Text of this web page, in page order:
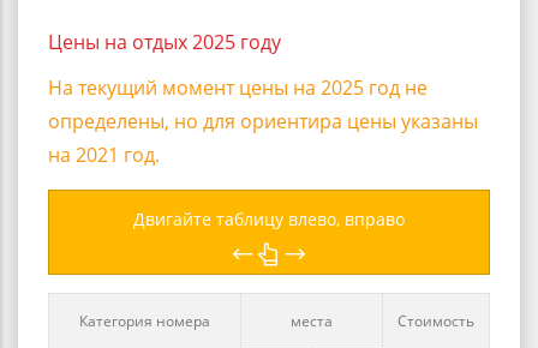
Цены на отдых 2025 году
На текущий момент цены на 2025 год не
определены, но для ориентира цены указаны
на 2021 год.
Двигайте таблицу влево, вправо
Категория номера места Стоимость